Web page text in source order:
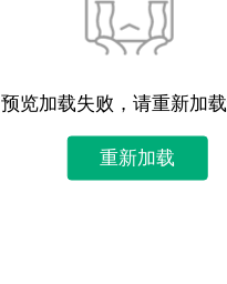
预览加载失败，请重新加
重新加载